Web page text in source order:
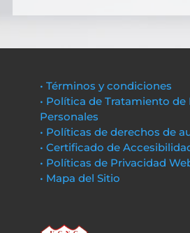
• Términos y condiciones
• Política de Tratamiento de
Personales
• Políticas de derechos de
• Certificado de
• Políticas de Privacidad
• Mapa del Sitio